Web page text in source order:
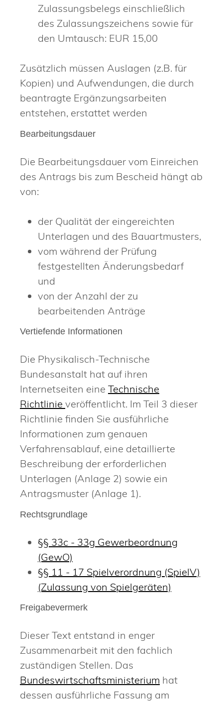
Zulassungsbelegs einschließlich
des Zulassungszeichens sowie für
den Umtausch: EUR 15,00
Zusätzlich müssen Auslagen (z.B. für
Kopien) und Aufwendungen, die durch
beantragte Ergänzungsarbeiten
entstehen, erstattet werden
Bearbeitungsdauer
Die Bearbeitungsdauer vom Einreichen
des Antrags bis zum Bescheid hängt ab
von:
der Qualität der eingereichten
Unterlagen und des Bauartmusters,
vom während der Prüfung
festgestellten Änderungsbedarf
und
von der Anzahl der zu
bearbeitenden Anträge
Vertiefende Informationen
Die Physikalisch-Technische
Bundesanstalt hat auf ihren
Internetseiten eine Technische
Richtlinie veröffentlicht. Im Teil 3 dieser
Richtlinie finden Sie ausführliche
Informationen zum genauen
Verfahrensablauf, eine detaillierte
Beschreibung der erforderlichen
Unterlagen (Anlage 2) sowie ein
Antragsmuster (Anlage 1).
Rechtsgrundlage
§§ 33c - 33g Gewerbeordnung
(GewO)
§§ 11 - 17 Spielverordnung (SpielV)
(Zulassung von Spielgeräten)
Freigabevermerk
Dieser Text entstand in enger
Zusammenarbeit mit den fachlich
zuständigen Stellen. Das
Bundeswirtschaftsministerium hat
dessen ausführliche Fassung am